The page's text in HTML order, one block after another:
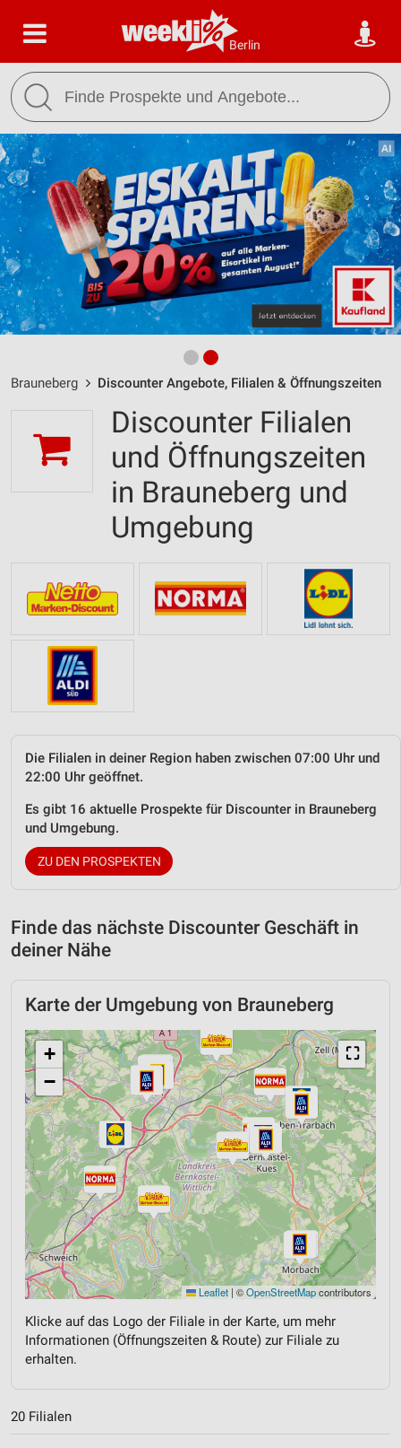
Berlin
Brauneberg Discounter Angebote, Filialen & Öffnungszeiten
Discounter Filialen
und Öffnungszeiten
in Brauneberg und
Umgebung
Die Filialen in deiner Region haben zwischen 07:00 Uhr und
22:00 Uhr geöffnet.
Es gibt 16 aktuelle Prospekte für Discounter in Brauneberg
und Umgebung.
ZU DEN PROSPEKTEN
Finde das nächste Discounter Geschäft in
deiner Nähe
Karte der Umgebung von Brauneberg
⛶
+
−
Leaflet | ©OpenStreetMapcontributors
Klicke auf das Logo der Filiale in der Karte, um mehr
Informationen (Öffnungszeiten & Route) zur Filiale zu
erhalten.
20 Filialen